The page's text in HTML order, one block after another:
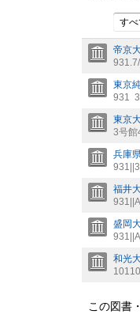
す
帝京
東京
931
東京
3号館
兵庫
福井
盛岡
和光
この図書